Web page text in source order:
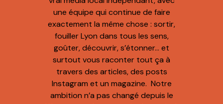
une équipe qui continue de faire
exactement la même chose : sortir,
fouiller Lyon dans tous les sens,
goûter, découvrir, s’étonner… et
surtout vous raconter tout ça à
travers des articles, des posts
Instagram et un magazine. Notre
ambition n’a pas changé depuis le